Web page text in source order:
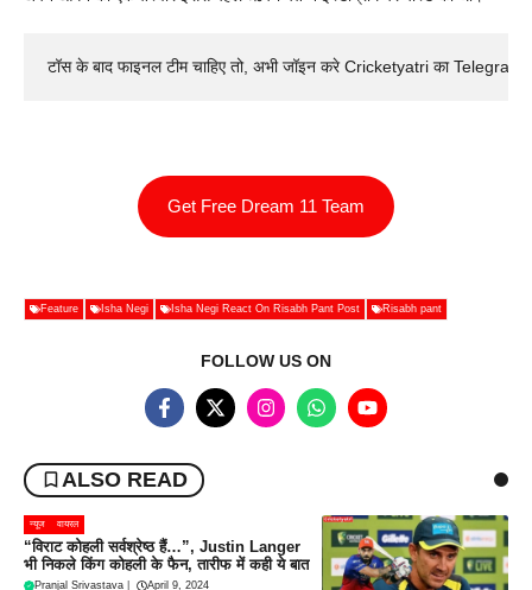
टॉस के बाद फाइनल टीम चाहिए तो, अभी जॉइन करे Cricketyatri का
Get Free Dream 11 Team
Feature Isha Negi Isha Negi React On Risabh Pant Post Risabh pant
FOLLOW US ON
ALSO READ
न्यूज वायरल
“विराट कोहली सर्वश्रेष्ठ हैं…”, Justin Langer
भी निकले किंग कोहली के फैन, तारीफ में कही ये बात
Pranjal Srivastava April 9, 2024